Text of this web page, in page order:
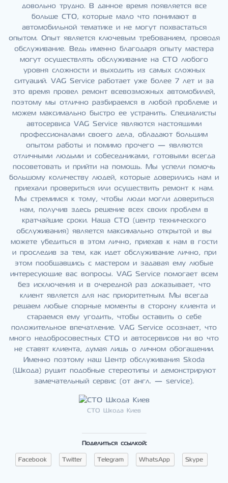
довольно трудно. В данное время появляется все
больше СТО, которые мало что понимают в
автомобильной тематике и не могут похвастаться
опытом. Опыт является ключевым требованием, проводя
обслуживание. Ведь именно благодаря опыту мастера
могут осуществлять обслуживание на СТО любого
уровня сложности и выходить из самых сложных
ситуаций. VAG Service работает уже более 7 лет и за
это время провел ремонт всевозможных автомобилей,
поэтому мы отлично разбираемся в любой проблеме и
можем максимально быстро ее устранить. Специалисты
автосервиса VAG Service являются настоящими
профессионалами своего дела, обладают большим
опытом работы и помимо прочего — являются
отличными людьми и собеседниками, готовыми всегда
посоветовать и прийти на помощь. Мы успели помочь
большому количеству людей, которые доверились нам и
приехали провериться или осуществить ремонт к нам.
Мы стремимся к тому, чтобы люди могли довериться
нам, получив здесь решение всех своих проблем в
кратчайшие сроки. Наша СТО (центр технического
обслуживания) является максимально открытой и вы
можете убедиться в этом лично, приехав к нам в гости
и проследив за тем, как идет обслуживание лично, при
этом пообщавшись с мастером и задавая ему любые
интересующие вас вопросы. VAG Service помогает всем
без исключения и в очередной раз доказывает, что
клиент является для нас приоритетным. Мы всегда
решаем любые спорные моменты в сторону клиента и
стараемся ему угодить, чтобы оставить о себе
положительное впечатление. VAG Service осознает, что
много недобросовестных СТО и автосервисов ни во что
не ставят клиента, думая лишь о личном обогащении.
Именно поэтому наш Центр обслуживания Skoda
(Шкода) рушит подобные стереотипы и демонстрируют
замечательный сервис (от англ. — service).
СТО Шкода Киев
Поделиться ссылкой:
Facebook Twitter Telegram WhatsApp Skype